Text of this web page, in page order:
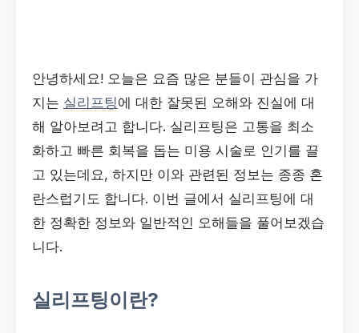
안녕하세요! 오늘은 요즘 많은 분들이 관심을 가
지는 실리프팅에 대한 잘못된 오해와 진실에 대
해 알아보려고 합니다. 실리프팅은 고통을 최소
화하고 빠른 회복을 돕는 미용 시술로 인기를 끌
고 있는데요, 하지만 이와 관련된 정보는 종종 혼
란스럽기도 합니다. 이번 글에서 실리프팅에 대
한 정확한 정보와 일반적인 오해들을 풀어보겠습
니다.
실리프팅이란?